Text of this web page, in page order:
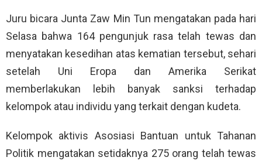
Juru bicara Junta Zaw Min Tun mengatakan pada hari
Selasa bahwa 164 pengunjuk rasa telah tewas dan
menyatakan kesedihan atas kematian tersebut, sehari
setelah Uni Eropa dan Amerika Serikat
memberlakukan lebih banyak sanksi terhadap
kelompok atau individu yang terkait dengan kudeta.
Kelompok aktivis Asosiasi Bantuan untuk Tahanan
Politik mengatakan setidaknya 275 orang telah tewas